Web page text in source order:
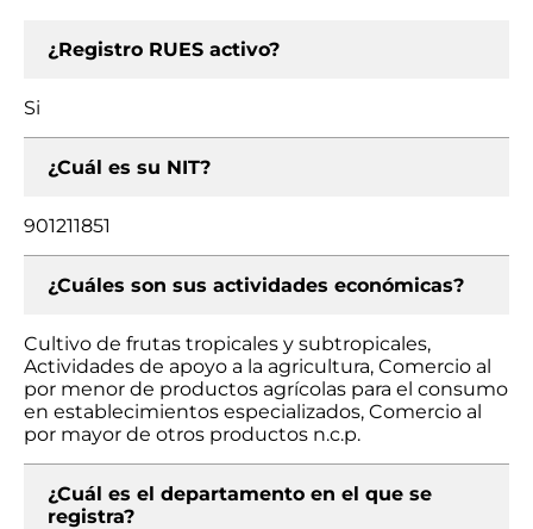
¿Registro RUES activo?
Si
¿Cuál es su NIT?
901211851
¿Cuáles son sus actividades económicas?
Cultivo de frutas tropicales y subtropicales,
Actividades de apoyo a la agricultura, Comercio al
por menor de productos agrícolas para el consumo
en establecimientos especializados, Comercio al
por mayor de otros productos n.c.p.
¿Cuál es el departamento en el que se
registra?